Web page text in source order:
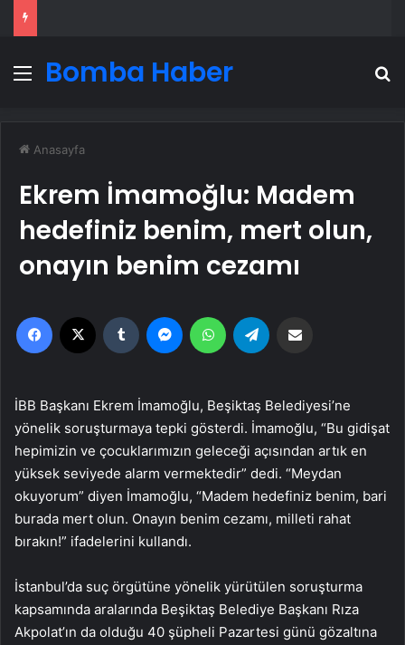
Menü
Bomba Haber
Anasayfa
Ekrem İmamoğlu: Madem
hedefiniz benim, mert olun,
onayın benim cezamı
Facebook Tumblr MessengerWhatsApp
İBB Başkanı Ekrem İmamoğlu, Beşiktaş Belediyesi’ne
yönelik soruşturmaya tepki gösterdi. İmamoğlu, “Bu gidişat
hepimizin ve çocuklarımızın geleceği açısından artık en
yüksek seviyede alarm vermektedir” dedi. “Meydan
okuyorum” diyen İmamoğlu, “Madem hedefiniz benim, bari
burada mert olun. Onayın benim cezamı, milleti rahat
bırakın!” ifadelerini kullandı.
İstanbul’da suç örgütüne yönelik yürütülen soruşturma
kapsamında aralarında Beşiktaş Belediye Başkanı Rıza
Akpolat’ın da olduğu 40 şüpheli Pazartesi günü gözaltına